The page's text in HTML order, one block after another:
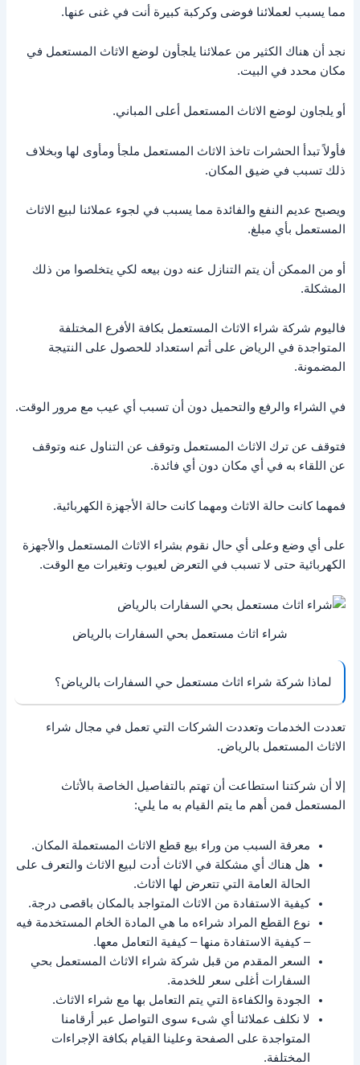
مما يسبب لعملائنا فوضى وكركبة كبيرة أنت في غنى عنها.
نجد أن هناك الكثير من عملائنا يلجأون لوضع الاثاث المستعمل في
مكان محدد في البيت.
أو يلجاون لوضع الاثاث المستعمل أعلى المباني.
فأولاً تبدأ الحشرات تاخذ الاثاث المستعمل ملجأ ومأوى لها وبخلاف
ذلك تسبب في ضيق المكان.
ويصبح عديم النفع والفائدة مما يسبب في لجوء عملائنا لبيع الاثاث
المستعمل بأي مبلغ.
أو من الممكن أن يتم التنازل عنه دون بيعه لكي يتخلصوا من ذلك
المشكلة.
فاليوم شركة شراء الاثاث المستعمل بكافة الأفرع المختلفة
المتواجدة في الرياض على أتم استعداد للحصول على النتيجة
المضمونة.
في الشراء والرفع والتحميل دون أن تسبب أي عيب مع مرور الوقت.
فتوقف عن ترك الاثاث المستعمل وتوقف عن التناول عنه وتوقف
عن اللقاء به في أي مكان دون أي فائدة.
فمهما كانت حالة الاثاث ومهما كانت حالة الأجهزة الكهربائية.
على أي وضع وعلى أي حال نقوم بشراء الاثاث المستعمل والأجهزة
الكهربائية حتى لا تسبب في التعرض لعيوب وتغيرات مع الوقت.
شراء اثاث مستعمل بحي السفارات بالرياض
لماذا شركة شراء اثاث مستعمل حي السفارات بالرياض؟
تعددت الخدمات وتعددت الشركات التي تعمل في مجال شراء
الاثاث المستعمل بالرياض.
إلا أن شركتنا استطاعت أن تهتم بالتفاصيل الخاصة بالأثاث
المستعمل فمن أهم ما يتم القيام به ما يلي:
معرفة السبب من وراء بيع قطع الاثاث المستعملة المكان.
هل هناك أي مشكلة في الاثاث أدت لبيع الاثاث والتعرف على
الحالة العامة التي تتعرض لها الاثاث.
كيفية الاستفادة من الاثاث المتواجد بالمكان باقصى درجة.
نوع القطع المراد شراءه ما هي المادة الخام المستخدمة فيه
– كيفية الاستفادة منها – كيفية التعامل معها.
السعر المقدم من قبل شركة شراء الاثاث المستعمل بحي
السفارات أغلى سعر للخدمة.
الجودة والكفاءة التي يتم التعامل بها مع شراء الاثاث.
لا نكلف عملائنا أي شىء سوى التواصل عبر أرقامنا
المتواجدة على الصفحة وعلينا القيام بكافة الإجراءات
المختلفة.